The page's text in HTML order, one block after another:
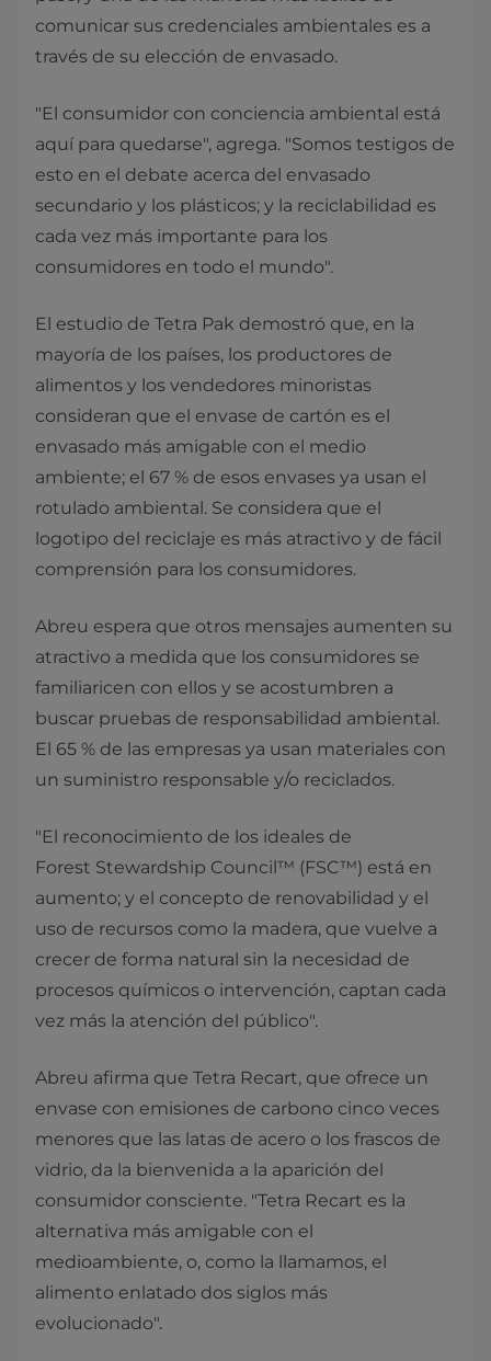
comunicar sus credenciales ambientales es a
través de su elección de envasado.
"El consumidor con conciencia ambiental está
aquí para quedarse", agrega. "Somos testigos de
esto en el debate acerca del envasado
secundario y los plásticos; y la reciclabilidad es
cada vez más importante para los
consumidores en todo el mundo".
El estudio de Tetra Pak demostró que, en la
mayoría de los países, los productores de
alimentos y los vendedores minoristas
consideran que el envase de cartón es el
envasado más amigable con el medio
ambiente; el 67 % de esos envases ya usan el
rotulado ambiental. Se considera que el
logotipo del reciclaje es más atractivo y de fácil
comprensión para los consumidores.
Abreu espera que otros mensajes aumenten su
atractivo a medida que los consumidores se
familiaricen con ellos y se acostumbren a
buscar pruebas de responsabilidad ambiental.
El 65 % de las empresas ya usan materiales con
un suministro responsable y/o reciclados.
"El reconocimiento de los ideales de
Forest Stewardship Council™ (FSC™) está en
aumento; y el concepto de renovabilidad y el
uso de recursos como la madera, que vuelve a
crecer de forma natural sin la necesidad de
procesos químicos o intervención, captan cada
vez más la atención del público".
Abreu afirma que Tetra Recart, que ofrece un
envase con emisiones de carbono cinco veces
menores que las latas de acero o los frascos de
vidrio, da la bienvenida a la aparición del
consumidor consciente. "Tetra Recart es la
alternativa más amigable con el
medioambiente, o, como la llamamos, el
alimento enlatado dos siglos más
evolucionado".